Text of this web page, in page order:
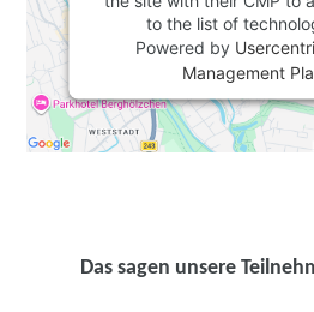
to the list of
Powered by
Management
Das sagen unsere